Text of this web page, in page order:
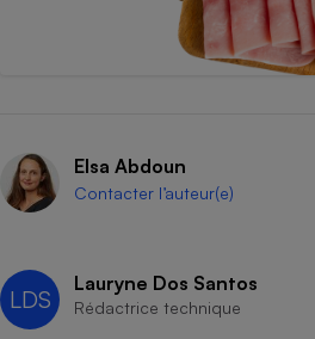
Elsa Abdoun
Contacter l’auteur(e)
LDS
Lauryne Dos Santos
Rédactrice technique